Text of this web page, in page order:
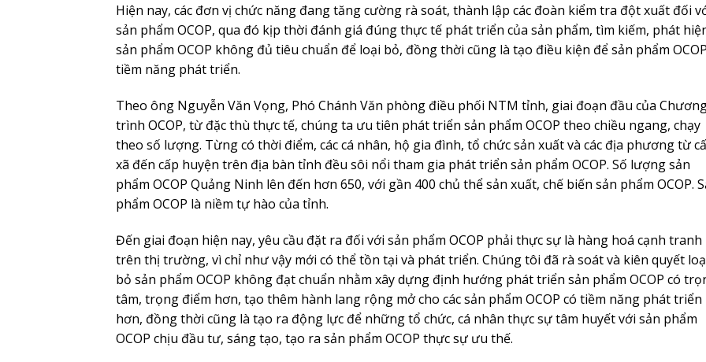
Hiện nay, các đơn vị chức năng đang tăng cường rà soát, thành lập các đoàn kiểm tra đột xuất đối
sản phẩm OCOP, qua đó kịp thời đánh giá đúng thực tế phát triển của sản phẩm, tìm kiếm, phát
sản phẩm OCOP không đủ tiêu chuẩn để loại bỏ, đồng thời cũng là tạo điều kiện để sản phẩm
tiềm năng phát triển.
Theo ông Nguyễn Văn Vọng, Phó Chánh Văn phòng điều phối NTM tỉnh, giai đoạn đầu của
trình OCOP, từ đặc thù thực tế, chúng ta ưu tiên phát triển sản phẩm OCOP theo chiều ngang, chạy
theo số lượng. Từng có thời điểm, các cá nhân, hộ gia đình, tổ chức sản xuất và các địa phương từ
xã đến cấp huyện trên địa bàn tỉnh đều sôi nổi tham gia phát triển sản phẩm OCOP. Số lượng sản
phẩm OCOP Quảng Ninh lên đến hơn 650, với gần 400 chủ thể sản xuất, chế biến sản phẩm OCOP.
phẩm OCOP là niềm tự hào của tỉnh.
Đến giai đoạn hiện nay, yêu cầu đặt ra đối với sản phẩm OCOP phải thực sự là hàng hoá cạnh tranh
trên thị trường, vì chỉ như vậy mới có thể tồn tại và phát triển. Chúng tôi đã rà soát và kiên quyết
bỏ sản phẩm OCOP không đạt chuẩn nhằm xây dựng định hướng phát triển sản phẩm OCOP có
tâm, trọng điểm hơn, tạo thêm hành lang rộng mở cho các sản phẩm OCOP có tiềm năng phát triển
hơn, đồng thời cũng là tạo ra động lực để những tổ chức, cá nhân thực sự tâm huyết với sản phẩm
OCOP chịu đầu tư, sáng tạo, tạo ra sản phẩm OCOP thực sự ưu thế.